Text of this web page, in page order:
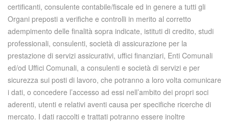
certificanti, consulente contabile/fiscale ed in genere a tutti gli
Organi preposti a verifiche e controlli in merito al corretto
adempimento delle finalità sopra indicate, istituti di credito, studi
professionali, consulenti, società di assicurazione per la
prestazione di servizi assicurativi, uffici finanziari, Enti Comunali
ed/od Uffici Comunali, a consulenti e società di servizi e per
sicurezza sui posti di lavoro, che potranno a loro volta comunicare
i dati, o concedere l’accesso ad essi nell’ambito dei propri soci
aderenti, utenti e relativi aventi causa per specifiche ricerche di
mercato. I dati raccolti e trattati potranno essere inoltre